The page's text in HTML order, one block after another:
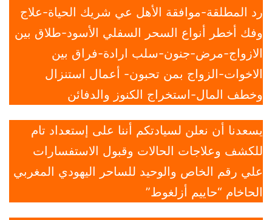
رد المطلقة-موافقة الأهل عي شريك الحياة-علاج
وفك أخطر أنواع السحر السفلي الأسود-طلاق بين
الازواج-مرض-جنون-سلب ارادة-فراق بين
الاخوات-الزواج بمن تحبون- أعمال استنزال
وخطف المال-استخراج الكنوز والدفائن
يسعدنا أن نعلن لسيادتكم أننا على إستعداد تام
للكشف وعلاجات الحالات وقبول الاستفسارات
علي رقم الخاص والوحيد للساحر اليهودي المغربي
الحاخام “حاييم أزلغوط”